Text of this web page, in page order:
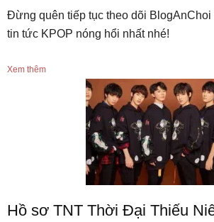
Đừng quên tiếp tục theo dõi BlogAnChoi
tin tức KPOP nóng hổi nhất nhé!
Xem thêm
Hồ sơ TNT Thời Đại Thiếu